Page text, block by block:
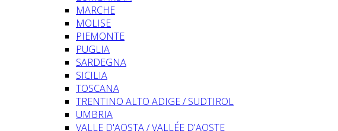
MARCHE
MOLISE
PIEMONTE
PUGLIA
SARDEGNA
SICILIA
TOSCANA
TRENTINO ALTO ADIGE / SUDTIROL
UMBRIA
VALLE D'AOSTA / VALLÉE D'AOSTE